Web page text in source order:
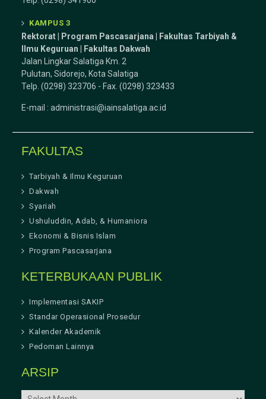
KAMPUS 3
Rektorat | Program Pascasarjana | Fakultas Tarbiyah &
Ilmu Keguruan |
Fakultas Dakwah
Jalan Lingkar Salatiga Km. 2
Pulutan, Sidorejo, Kota Salatiga
Telp. (0298) 323706 - Fax. (0298) 323433
E-mail :administrasi@iainsalatiga.ac.id
FAKULTAS
Tarbiyah & Ilmu Keguruan
Dakwah
Syariah
Ushuluddin, Adab, & Humaniora
Ekonomi & Bisnis Islam
Program Pascasarjana
KETERBUKAAN PUBLIK
Implementasi SAKIP
Standar Operasional Prosedur
Kalender Akademik
Pedoman Lainnya
ARSIP
ARSIP